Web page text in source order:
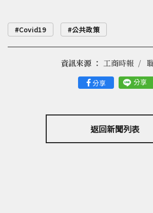
Covid19 公共政策
分享 分享
資訊來源 ： 工商時報
返回新聞列表